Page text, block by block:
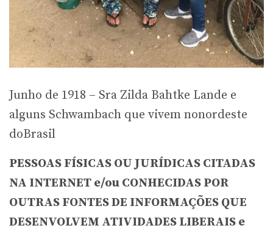
Junho de 1918 – Sra Zilda Bahtke Lande e
alguns Schwambach que vivem nonordeste
doBrasil
PESSOAS FÍSICAS OU JURÍDICAS CITADAS
NA INTERNET e/ou CONHECIDAS POR
OUTRAS FONTES DE INFORMAÇÕES QUE
DESENVOLVEM ATIVIDADES LIBERAIS e